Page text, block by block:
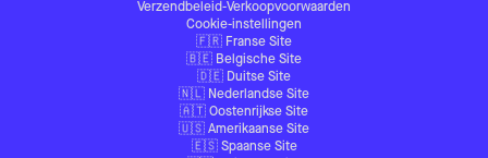
Verzendbeleid-Verkoopvoorwaarden
Cookie-instellingen
🇫🇷 Franse Site
🇧🇪 Belgische Site
🇩🇪 Duitse Site
🇳🇱 Nederlandse Site
🇦🇹 Oostenrijkse Site
🇺🇸 Amerikaanse Site
🇪🇸 Spaanse Site